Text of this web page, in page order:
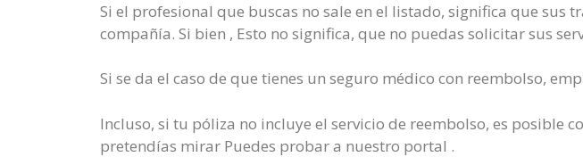
Si el profesional que buscas no sale en el listado, significa que
compañía. Si bien , Esto no significa, que no puedas solicitar sus
Si se da el caso de que tienes un seguro médico con reembolso,
Incluso, si tu póliza no incluye el servicio de reembolso, es posible
pretendías mirar Puedes probar a nuestro portal .